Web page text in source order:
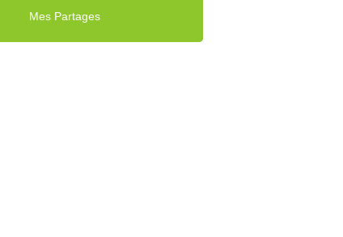
Mes Partages